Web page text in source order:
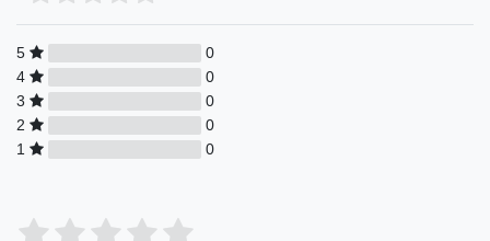
5
0
4
0
3
0
2
0
1
0
Bewertungssterne
4
3
2
1